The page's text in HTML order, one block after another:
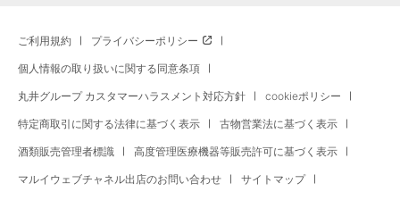
ご利用規約 プライバシーポリシー
個人情報の取り扱いに関する同意条項
丸井グループ カスタマーハラスメント対応方針 cookieポリシー
特定商取引に関する法律に基づく表示 古物営業法に基づく表示
酒類販売管理者標識 高度管理医療機器等販売許可に基づく表示
マルイウェブチャネル出店のお問い合わせ サイトマップ